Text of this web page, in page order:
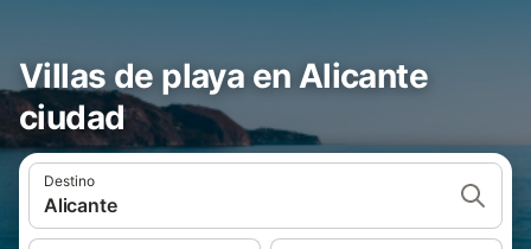
Villas de playa en Alicante
ciudad
Destino
Alicante